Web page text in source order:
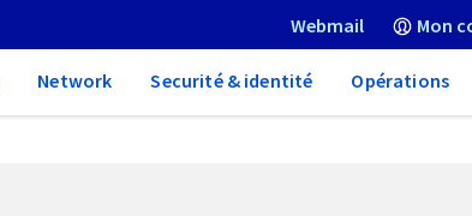
Webmail Mon
Network Securité & identité Opérations